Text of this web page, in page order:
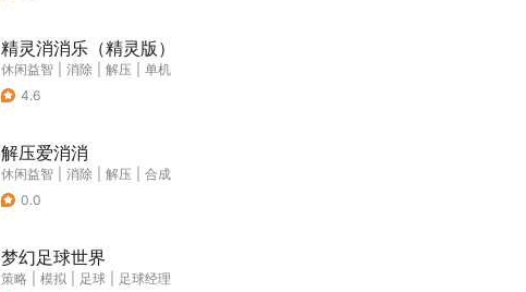
精灵消消乐（精灵版）
休闲益智 消除 解压
单机
4.6
解压爱消消
休闲益智 消除 解压
合成
0.0
梦幻足球世界
策略 模拟 足球
足球经理